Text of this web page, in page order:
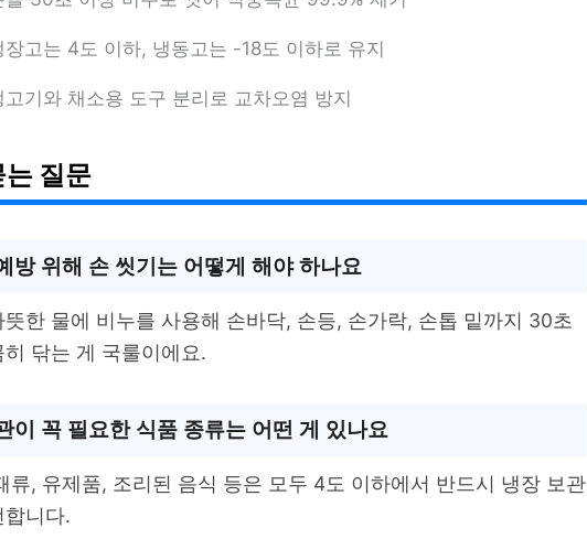
장고는 4도 이하, 냉동고는 -18도 이하로 유지
고기와 채소용 도구 분리로 교차오염 방지
질문
방 위해 손 씻기는 어떻게 해야 하나요
한 물에 비누를 사용해 손바닥, 손등, 손가락, 손톱 밑까지 30초
닦는 게 국룰이에요.
이 꼭 필요한 식품 종류는 어떤 게 있나요
류, 유제품, 조리된 음식 등은 모두 4도 이하에서 반드시 냉장 보관
니다.